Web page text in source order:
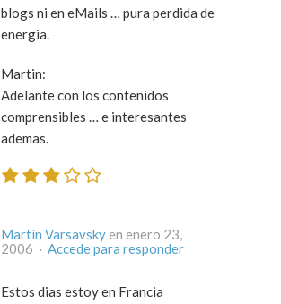
blogs ni en eMails … pura perdida de
energia.
Martin:
Adelante con los contenidos
comprensibles … e interesantes
ademas.
Martín Varsavsky en enero 23,
2006 · Accede para responder
Estos dias estoy en Francia